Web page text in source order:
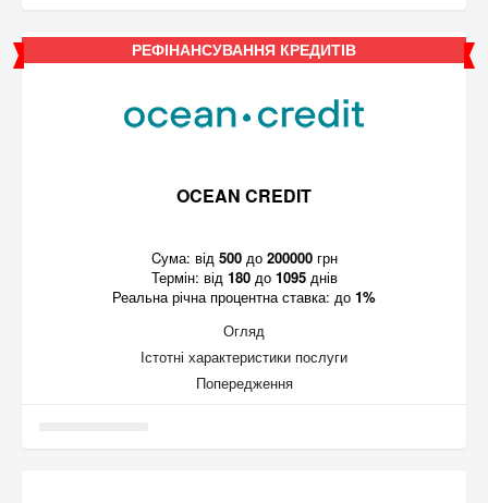
РЕФІНАНСУВАННЯ КРЕДИТІВ
OCEAN CREDIT
Cума: від 500до 200000грн
Термін: від 180до 1095днів
Реальна річна процентна ставка: до 1%
Огляд
Істотні характеристики послуги
Попередження